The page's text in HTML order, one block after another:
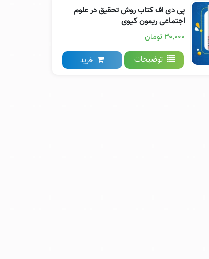
پی دی اف کتاب روش تحقیق در علوم
اجتماعی ریمون کیوی
۳۰,۰۰۰ تومان
توضیحات
خرید